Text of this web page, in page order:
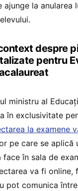
ajunge la anularea
despre
pentru
ministru al
în exclusivitate
la examene
pe care se aplică
în sala de
va fi online,
pot comunica